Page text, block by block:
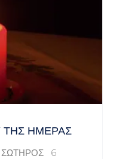
ΤΗΣ ΗΜΈΡΑΣ
ΣΩΤΗΡΟΣ 6